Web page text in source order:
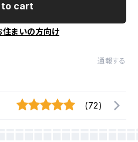
to cart
住まいの方向け
通報する
(72)